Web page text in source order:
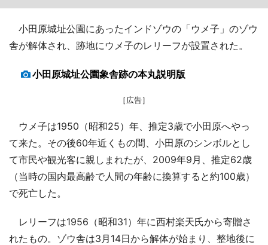
小田原城址公園にあったインドゾウの「ウメ子」のゾウ
舎が解体され、跡地にウメ子のレリーフが設置された。
小田原城址公園象舎跡の本丸説明版
［広告］
ウメ子は1950（昭和25）年、推定3歳で小田原へやっ
て来た。その後60年近くもの間、小田原のシンボルとし
て市民や観光客に親しまれたが、2009年9月、推定62歳
（当時の国内最高齢で人間の年齢に換算すると約100歳）
で死亡した。
レリーフは1956（昭和31）年に西村楽天氏から寄贈さ
れたもの。ゾウ舎は3月14日から解体が始まり、整地後に